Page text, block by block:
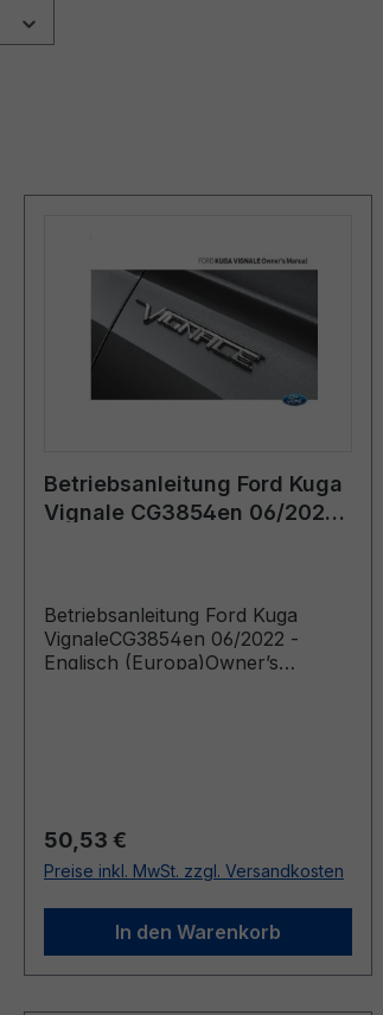
Betriebsanleitung Ford Kuga
Vignale CG3854en 06/2022
Betriebsanleitung Ford Kuga
VignaleCG3854en 06/2022 -
Englisch (Europa)Owner’s
Regulärer Preis:
50,53 €
Preise inkl. MwSt. zzgl. Versandkosten
In den Warenkorb